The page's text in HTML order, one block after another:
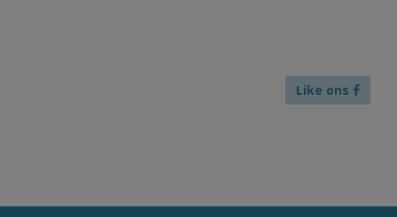
Like ons